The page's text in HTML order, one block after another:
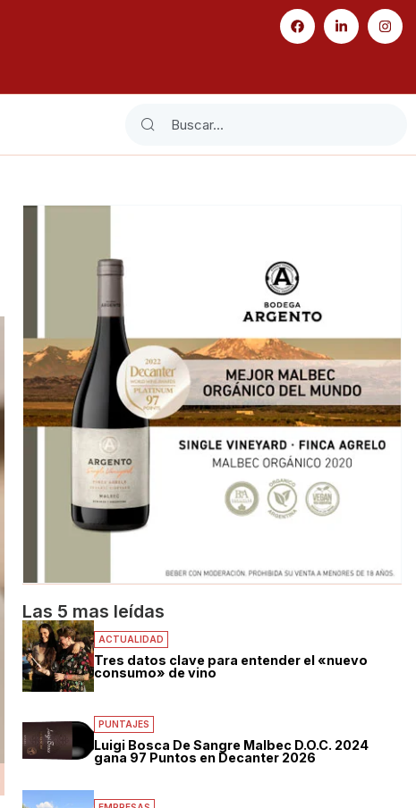
Las 5 mas leídas
ACTUALIDAD
Tres datos clave para entender el «nuevo
consumo» de vino
PUNTAJES
Luigi Bosca De Sangre Malbec D.O.C. 2024
gana 97 Puntos en Decanter 2026